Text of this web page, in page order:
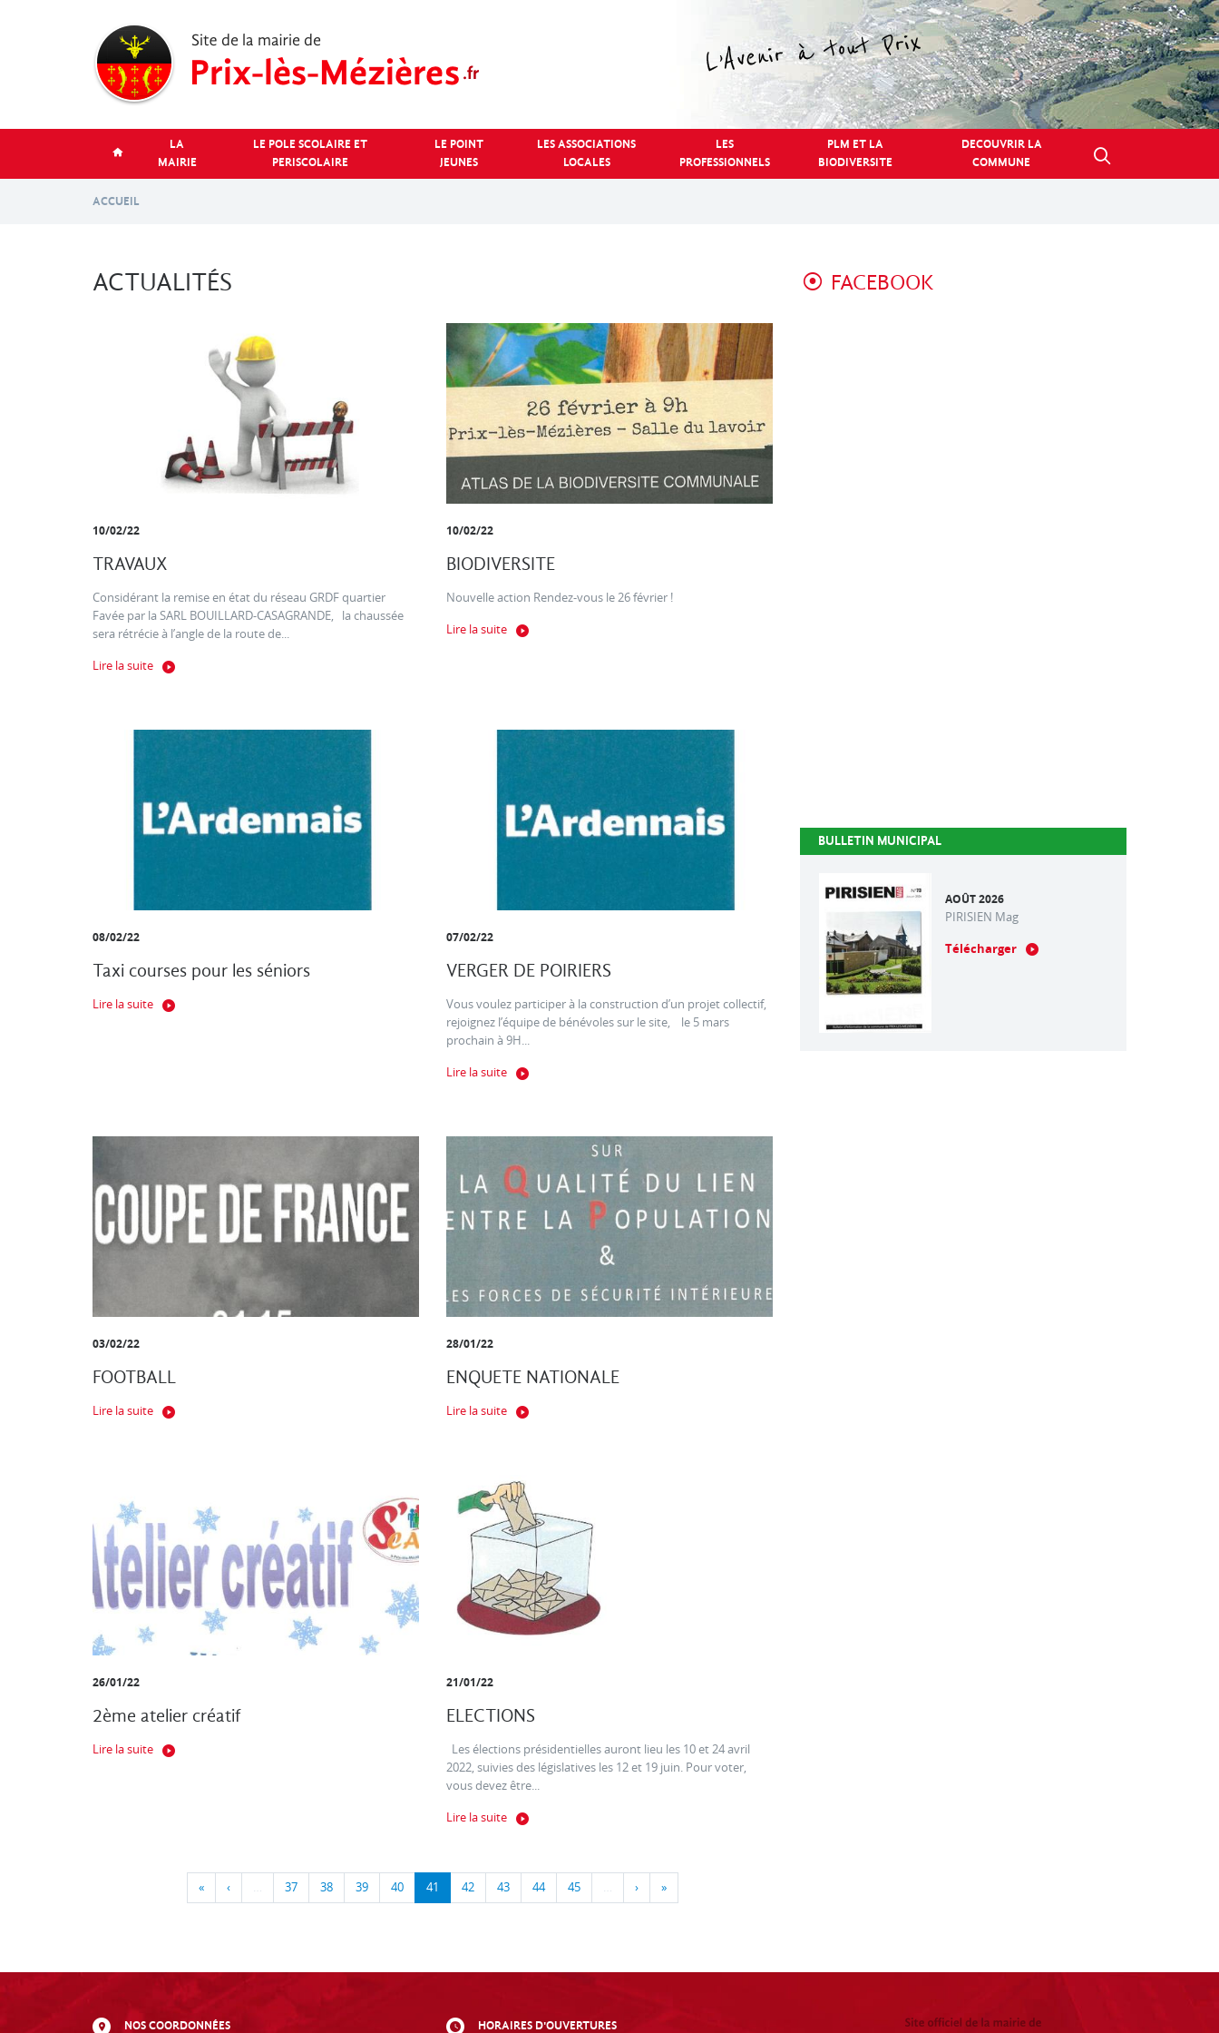
LA
MAIRIE
LE POLE SCOLAIRE ET
PERISCOLAIRE
LE POINT
JEUNES
LES ASSOCIATIONS
LOCALES
LES
PROFESSIONNELS
PLM ET LA
BIODIVERSITE
DECOUVRIR LA
COMMUNE
ACCUEIL
ACTUALITÉS
10/02/22
TRAVAUX
Considérant la remise en état du réseau GRDF quartier
Favée par la SARL BOUILLARD-CASAGRANDE, la chaussée
sera rétrécie à l’angle de la route de...
Lire la suite
10/02/22
BIODIVERSITE
Nouvelle action Rendez-vous le 26 février !
Lire la suite
08/02/22
Taxi courses pour les séniors
Lire la suite
07/02/22
VERGER DE POIRIERS
Vous voulez participer à la construction d’un projet collectif,
rejoignez l’équipe de bénévoles sur le site, le 5 mars
prochain à 9H...
Lire la suite
03/02/22
FOOTBALL
Lire la suite
28/01/22
ENQUETE NATIONALE
Lire la suite
26/01/22
2ème atelier créatif
Lire la suite
21/01/22
ELECTIONS
Les élections présidentielles auront lieu les 10 et 24 avril
2022, suivies des législatives les 12 et 19 juin. Pour voter,
vous devez être...
Lire la suite
« ‹ … 37 38 39 40 41 42 43 44 45 … › »
FACEBOOK
BULLETIN MUNICIPAL
AOÛT 2026
PIRISIEN Mag
Télécharger
NOS COORDONNÉES HORAIRES D'OUVERTURES